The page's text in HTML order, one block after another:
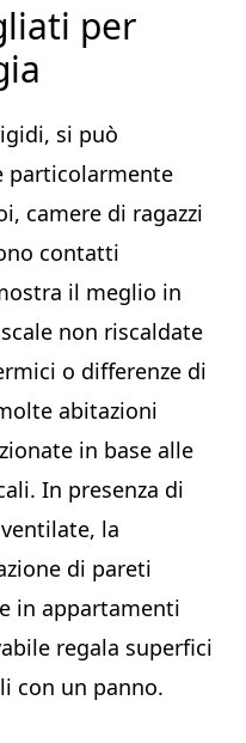
per
si può
particolarmente
camere di ragazzi
contatti
il meglio in
non riscaldate
o differenze di
abitazioni
in base alle
In presenza di
la
di pareti
in appartamenti
regala superfici
con un panno.